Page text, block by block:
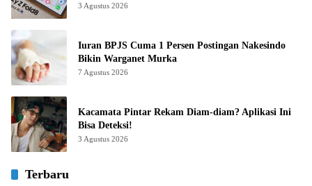
3 Agustus 2026
Iuran BPJS Cuma 1 Persen Postingan Nakesindo
Bikin Warganet Murka
7 Agustus 2026
Kacamata Pintar Rekam Diam-diam? Aplikasi Ini
Bisa Deteksi!
3 Agustus 2026
Terbaru